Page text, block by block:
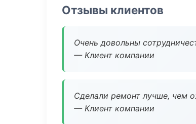
Отзывы клиентов
Очень довольны
— Клиент компании
Сделали ремонт лучше, чем
— Клиент компании